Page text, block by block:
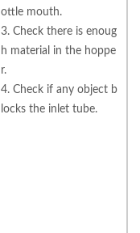
ottle mouth.
3. Check there is enoug
h material in the hoppe
r.
4. Check if any object b
locks the inlet tube.